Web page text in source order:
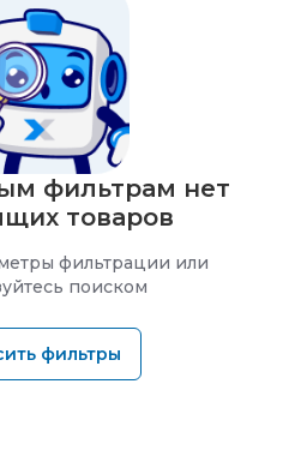
фильтрам нет
товаров
фильтрации или
поиском
фильтры